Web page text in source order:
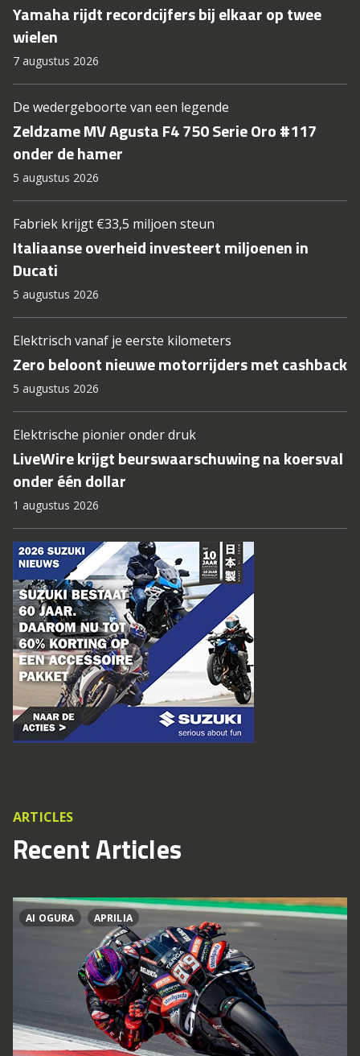
Yamaha rijdt recordcijfers bij elkaar op twee
wielen
7 augustus 2026
De wedergeboorte van een legende
Zeldzame MV Agusta F4 750 Serie Oro #117
onder de hamer
5 augustus 2026
Fabriek krijgt €33,5 miljoen steun
Italiaanse overheid investeert miljoenen in
Ducati
5 augustus 2026
Elektrisch vanaf je eerste kilometers
Zero beloont nieuwe motorrijders met cashback
5 augustus 2026
Elektrische pionier onder druk
LiveWire krijgt beurswaarschuwing na koersval
onder één dollar
1 augustus 2026
ARTICLES
Recent Articles
AI OGURA APRILIA